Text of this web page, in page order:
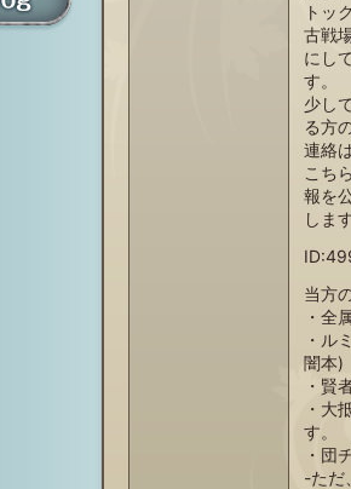
トッ
古戦
にし
す。
少し
る方
連絡
こち
報を
しま
当方
・全
・ル
闇本)
・賢
・大
す。
・団
-ただ